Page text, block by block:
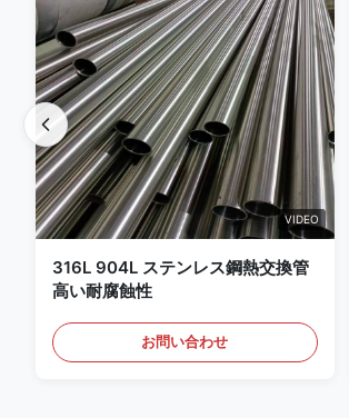
VIDEO
316L 904L ステンレス鋼熱交換管
高い耐腐蝕性
お問い合わせ